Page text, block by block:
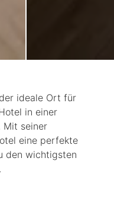
ideale Ort für
in einer
Mit seiner
eine perfekte
den wichtigsten